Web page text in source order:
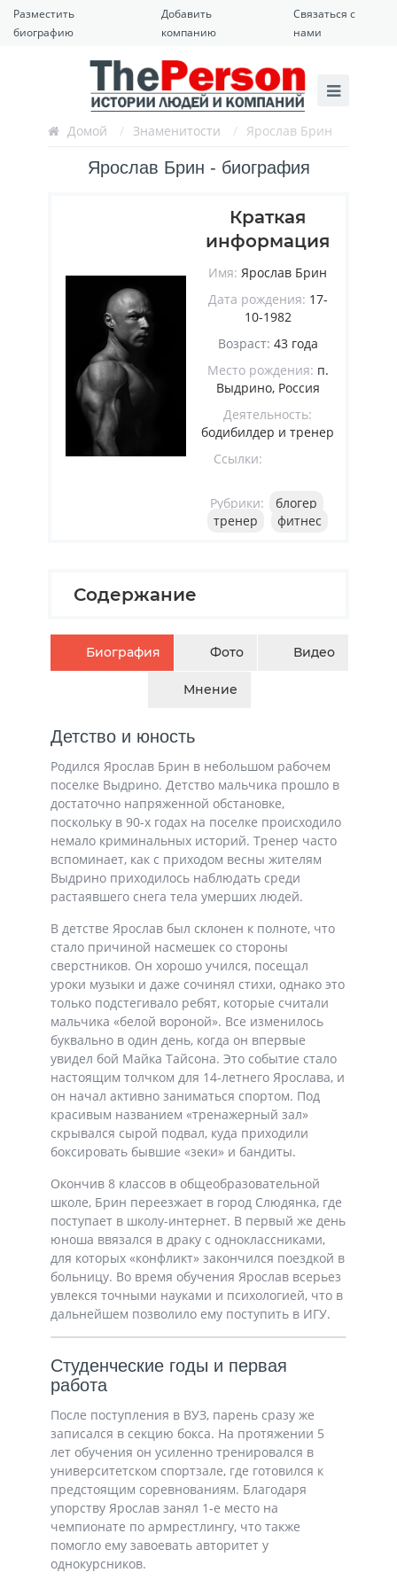
Разместить
биографию
Добавить
компанию
Связаться с
нами
Домой / Знаменитости / Ярослав Брин
Ярослав Брин - биография
Краткая
информация
Имя: Ярослав Брин
Дата рождения: 17-
10-1982
Возраст: 43 года
Место рождения: п.
Выдрино, Россия
Деятельность:
бодибилдер и тренер
Ссылки:
Рубрики:
блогер
тренер
фитнес
Содержание
Биография Фото Видео
Мнение
Детство и юность
Родился Ярослав Брин в небольшом рабочем
поселке Выдрино. Детство мальчика прошло в
достаточно напряженной обстановке,
поскольку в 90-х годах на поселке происходило
немало криминальных историй. Тренер часто
вспоминает, как с приходом весны жителям
Выдрино приходилось наблюдать среди
растаявшего снега тела умерших людей.
В детстве Ярослав был склонен к полноте, что
стало причиной насмешек со стороны
сверстников. Он хорошо учился, посещал
уроки музыки и даже сочинял стихи, однако это
только подстегивало ребят, которые считали
мальчика «белой вороной». Все изменилось
буквально в один день, когда он впервые
увидел бой Майка Тайсона. Это событие стало
настоящим толчком для 14-летнего Ярослава, и
он начал активно заниматься спортом. Под
красивым названием «тренажерный зал»
скрывался сырой подвал, куда приходили
боксировать бывшие «зеки» и бандиты.
Окончив 8 классов в общеобразовательной
школе, Брин переезжает в город Слюдянка, где
поступает в школу-интернет. В первый же день
юноша ввязался в драку с одноклассниками,
для которых «конфликт» закончился поездкой в
больницу. Во время обучения Ярослав всерьез
увлекся точными науками и психологией, что в
дальнейшем позволило ему поступить в ИГУ.
Студенческие годы и первая
работа
После поступления в ВУЗ, парень сразу же
записался в секцию бокса. На протяжении 5
лет обучения он усиленно тренировался в
университетском спортзале, где готовился к
предстоящим соревнованиям. Благодаря
упорству Ярослав занял 1-е место на
чемпионате по армрестлингу, что также
помогло ему завоевать авторитет у
однокурсников.